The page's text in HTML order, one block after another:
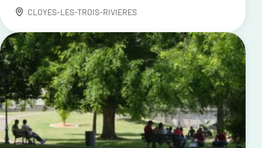
CLOYES-LES-TROIS-RIVIERES